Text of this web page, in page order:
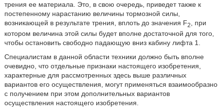
трения ее материала. Это, в свою очередь, приведет также к
постепенному нарастанию величины тормозной силы,
возникающей в результате трения, вплоть до значения F2
, при
котором величина этой силы будет вполне достаточной для того,
чтобы остановить свободно падающую вниз кабину лифта 1.
Специалистам в данной области техники должно быть вполне
очевидно, что отдельные признаки настоящего изобретения,
характерные для рассмотренных здесь выше различных
вариантов его осуществления, могут применяться взаимообразно
с получением при этом дополнительных вариантов
осуществления настоящего изобретения.